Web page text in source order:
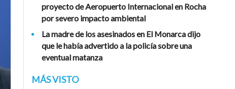
proyecto de Aeropuerto Internacional en Rocha
por severo impacto ambiental
La madre de los asesinados en El Monarca dijo
que le había advertido a la policía sobre una
eventual matanza
MÁS VISTO